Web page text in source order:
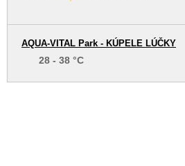
AQUA-VITAL Park - KÚPELE LÚČKY
28 - 38 °C